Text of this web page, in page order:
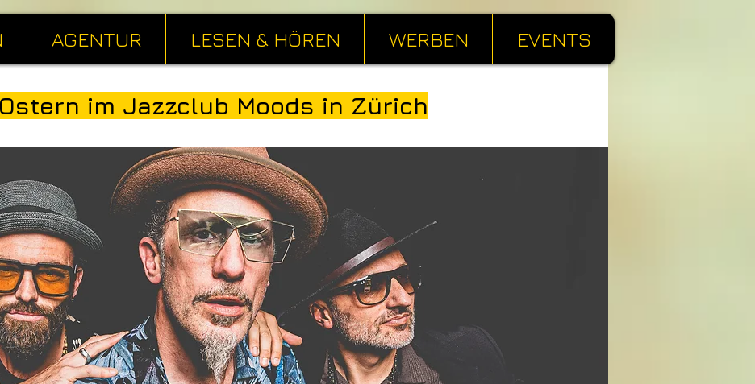
AGENTUR LESEN & HÖREN WERBEN EVENTS
Ostern im Jazzclub Moods in Zürich